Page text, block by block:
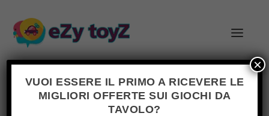
TAG:MECCANICHE DI RUOLO
VUOI ESSERE IL PRIMO A RICEVERE LE
MIGLIORI OFFERTE SUI GIOCHI DA
TAVOLO?
×